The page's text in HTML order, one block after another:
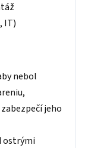
IT)
nebol
jeho
ostrými